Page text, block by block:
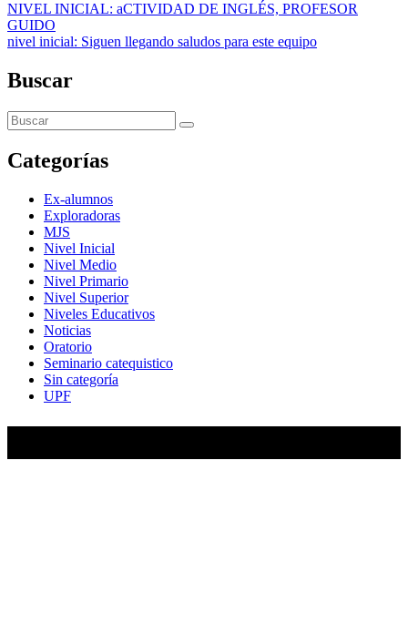
NIVEL INICIAL: aCTIVIDAD DE INGLÉS, PROFESOR
GUIDO
nivel inicial: Siguen llegando saludos para este equipo
Buscar
Categorías
Ex-alumnos
Exploradoras
MJS
Nivel Inicial
Nivel Medio
Nivel Primario
Nivel Superior
Niveles Educativos
Noticias
Oratorio
Seminario catequistico
Sin categoría
UPF